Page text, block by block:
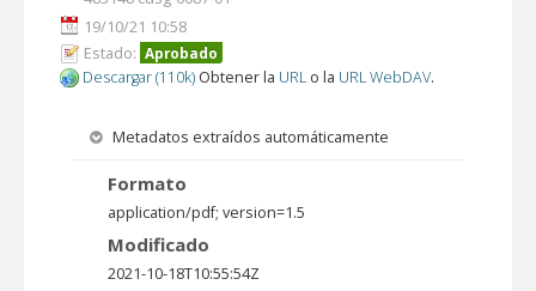
19/10/21 10:58
Estado: Aprobado
Descargar (110k) Obtener la URL o la URL WebDAV.
Metadatos extraídos automáticamente
Formato
application/pdf; version=1.5
Modificado
2021-10-18T10:55:54Z